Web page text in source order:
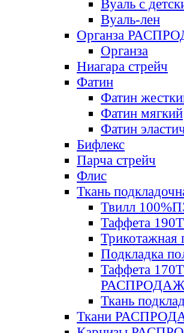
Вуаль с
Вуаль-лен
Органза
Органза
Ниагара стрейч
Фатин
Фатин
Фатин мягкий
Фатин
Бифлекс
Парча стрейч
Флис
Ткань
Твилл
Таффета
Трикотажная
Подкладка
Таффета
Ткань
Ткани